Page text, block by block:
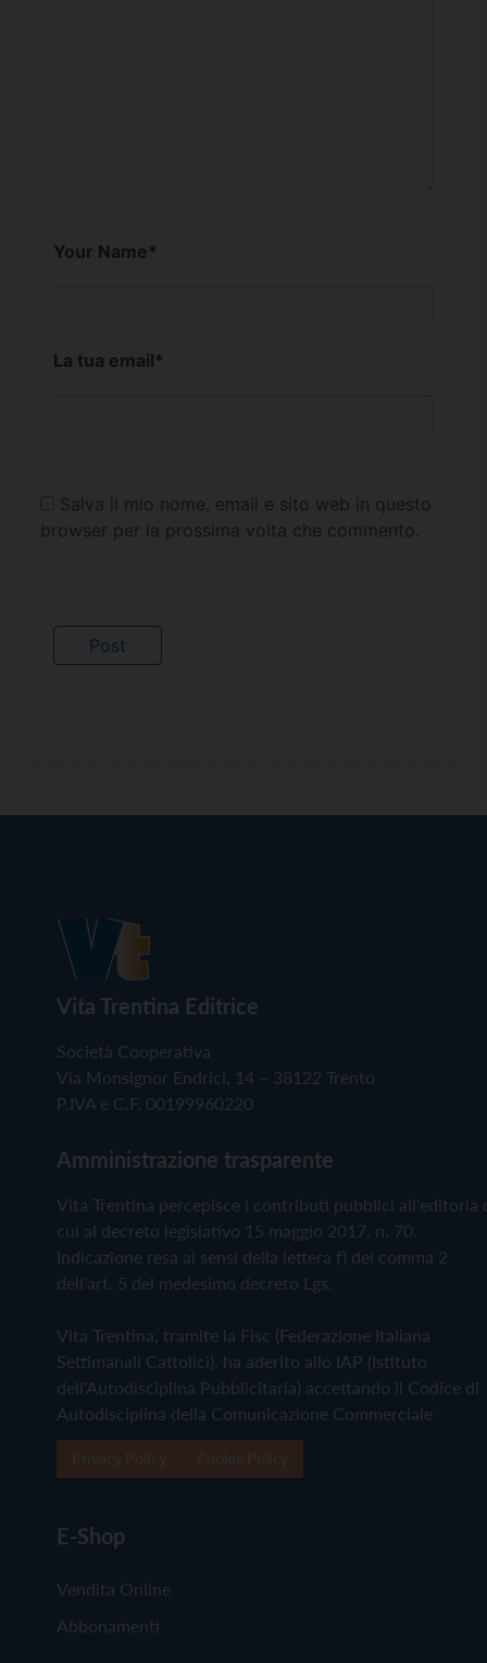
Your Name*
La tua email*
Salva il mio nome, email e sito web in questo
browser per la prossima volta che commento.
Vita Trentina Editrice
Società Cooperativa
Via Monsignor Endrici, 14 – 38122 Trento
P.IVA e C.F. 00199960220
Amministrazione trasparente
Vita Trentina percepisce i contributi pubblici all'editoria
cui al decreto legislativo 15 maggio 2017, n. 70.
Indicazione resa ai sensi della lettera f) del comma 2
dell'art. 5 del medesimo decreto Lgs.
Vita Trentina, tramite la Fisc (Federazione Italiana
Settimanali Cattolici), ha aderito allo IAP (Istituto
dell'Autodisciplina Pubblicitaria) accettando il Codice di
Autodisciplina della Comunicazione Commerciale
E-Shop
Vendita Online
Abbonamenti